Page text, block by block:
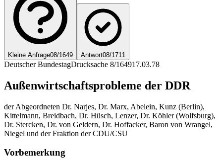
Kleine Anfrage08/1649 Antwort08/1711
Deutscher BundestagDrucksache 8/164917.03.78
Außenwirtschaftsprobleme der DDR
der Abgeordneten Dr. Narjes, Dr. Marx, Abelein, Kunz (Berlin),
Kittelmann, Breidbach, Dr. Hüsch, Lenzer, Dr. Köhler (Wolfsburg),
Dr. Stercken, Dr. von Geldern, Dr. Hoffacker, Baron von Wrangel,
Niegel und der Fraktion der CDU/CSU
Vorbemerkung